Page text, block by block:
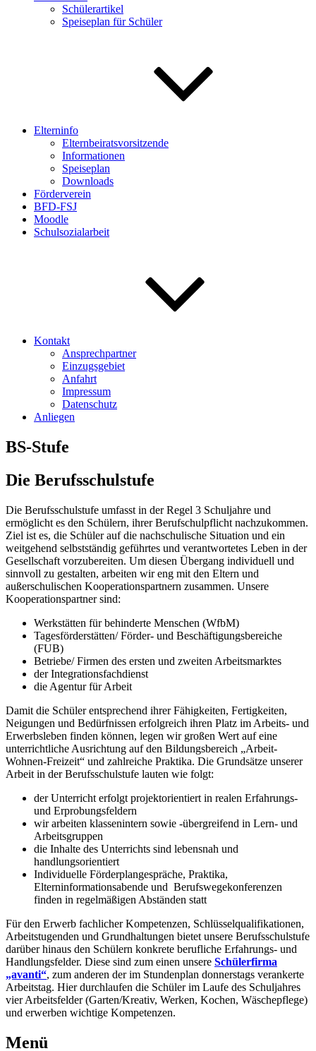
Schülerartikel
Speiseplan für Schüler
Elterninfo
Elternbeiratsvorsitzende
Informationen
Speiseplan
Downloads
Förderverein
BFD-FSJ
Moodle
Schulsozialarbeit
Kontakt
Ansprechpartner
Einzugsgebiet
Anfahrt
Impressum
Datenschutz
Anliegen
BS-Stufe
Die Berufsschulstufe
Die Berufsschulstufe umfasst in der Regel 3 Schuljahre und
ermöglicht es den Schülern, ihrer Berufschulpflicht nachzukommen.
Ziel ist es, die Schüler auf die nachschulische Situation und ein
weitgehend selbstständig geführtes und verantwortetes Leben in der
Gesellschaft vorzubereiten. Um diesen Übergang individuell und
sinnvoll zu gestalten, arbeiten wir eng mit den Eltern und
außerschulischen Kooperationspartnern zusammen. Unsere
Kooperationspartner sind:
Werkstätten für behinderte Menschen (WfbM)
Tagesförderstätten/ Förder- und Beschäftigungsbereiche
(FUB)
Betriebe/ Firmen des ersten und zweiten Arbeitsmarktes
der Integrationsfachdienst
die Agentur für Arbeit
Damit die Schüler entsprechend ihrer Fähigkeiten, Fertigkeiten,
Neigungen und Bedürfnissen erfolgreich ihren Platz im Arbeits- und
Erwerbsleben finden können, legen wir großen Wert auf eine
unterrichtliche Ausrichtung auf den Bildungsbereich „Arbeit-
Wohnen-Freizeit“ und zahlreiche Praktika. Die Grundsätze unserer
Arbeit in der Berufsschulstufe lauten wie folgt:
der Unterricht erfolgt projektorientiert in realen Erfahrungs-
und Erprobungsfeldern
wir arbeiten klassenintern sowie -übergreifend in Lern- und
Arbeitsgruppen
die Inhalte des Unterrichts sind lebensnah und
handlungsorientiert
Individuelle Förderplangespräche, Praktika,
Elterninformationsabende und Berufswegekonferenzen
finden in regelmäßigen Abständen statt
Für den Erwerb fachlicher Kompetenzen, Schlüsselqualifikationen,
Arbeitstugenden und Grundhaltungen bietet unsere Berufsschulstufe
darüber hinaus den Schülern konkrete berufliche Erfahrungs- und
Handlungsfelder. Diese sind zum einen unsere Schülerfirma
„avanti“, zum anderen der im Stundenplan donnerstags verankerte
Arbeitstag. Hier durchlaufen die Schüler im Laufe des Schuljahres
vier Arbeitsfelder (Garten/Kreativ, Werken, Kochen, Wäschepflege)
und erwerben wichtige Kompetenzen.
Menü